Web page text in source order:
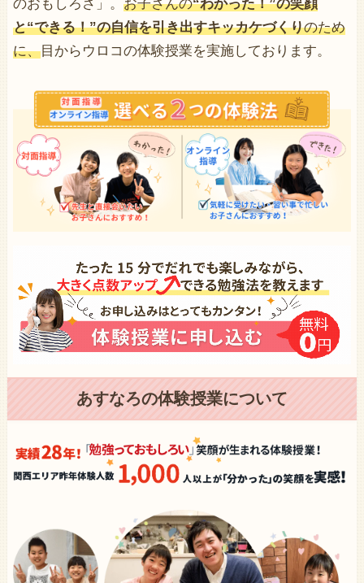
のおもしろさ」。 お子さんの“わかった！”の笑顔
と“できる！”の自信を引き出すキッカケづくりのため
に、目からウロコの体験授業を実施しております。
あすなろの体験授業について